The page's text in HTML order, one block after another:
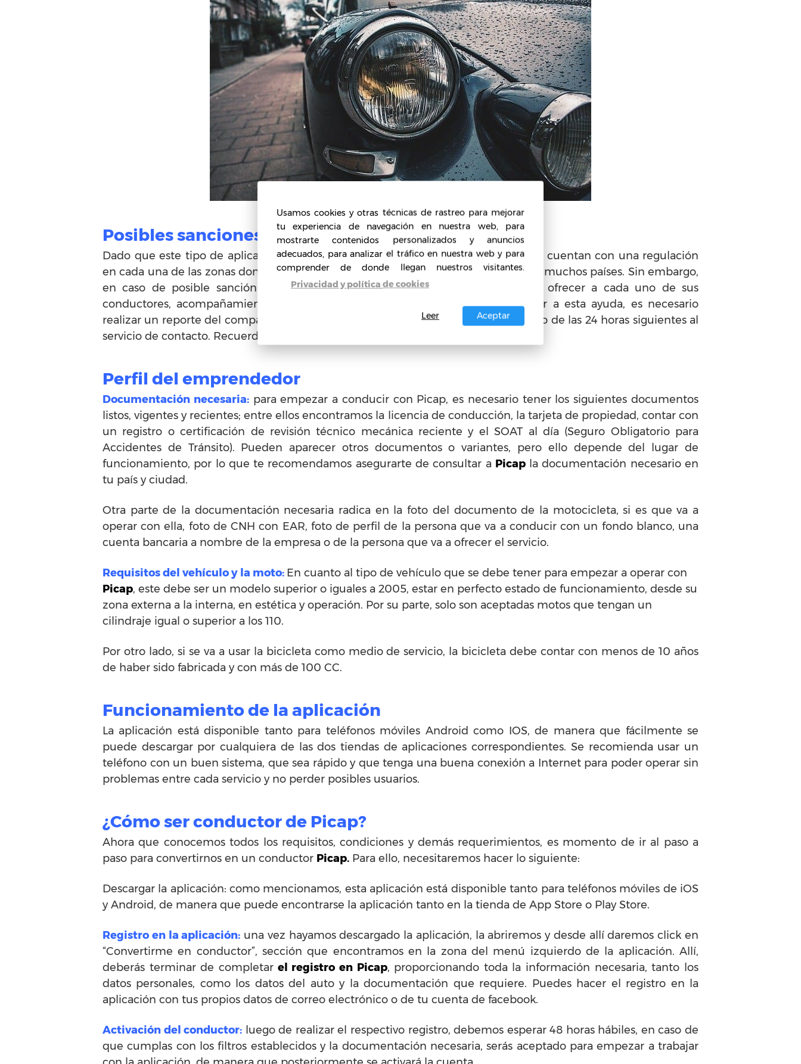
Posibles sanciones por el uso de Picap
Dado que este tipo de aplicaciones dedicadas al servicio de transporte privado no cuentan con una regulación
en cada una de las zonas donde operan, se trata de servicios que no son legales en muchos países. Sin embargo,
en caso de posible sanción por el uso de la aplicación,Picap
se encarga de ofrecer a cada uno de sus
conductores, acompañamiento y guía económica y jurídica. Para poder acceder a esta ayuda, es necesario
realizar un reporte del comparendo que se ha recibido en un plazo máximo dentro de las 24 horas siguientes al
servicio de contacto. Recuerda que este servicio no tiene ningún costo.
Perfil del emprendedor
Documentación necesaria:para empezar a conducir con Picap, es necesario tener los siguientes documentos
listos, vigentes y recientes; entre ellos encontramos la licencia de conducción, la tarjeta de propiedad, contar con
un registro o certificación de revisión técnico mecánica reciente y el SOAT al día (Seguro Obligatorio para
Accidentes de Tránsito). Pueden aparecer otros documentos o variantes, pero ello depende del lugar de
funcionamiento, por lo que te recomendamos asegurarte de consultar a Picapla documentación necesario en
tu país y ciudad.
Otra parte de la documentación necesaria radica en la foto del documento de la motocicleta, si es que va a
operar con ella, foto de CNH con EAR, foto de perfil de la persona que va a conducir con un fondo blanco, una
cuenta bancaria a nombre de la empresa o de la persona que va a ofrecer el servicio.
Requisitos del vehículo y la moto: En cuanto al tipo de vehículo que se debe tener para empezar a operar con
Picap, este debe ser un modelo superior o iguales a 2005, estar en perfecto estado de funcionamiento, desde su
zona externa a la interna, en estética y operación. Por su parte, solo son aceptadas motos que tengan un
cilindraje igual o superior a los 110.
Por otro lado, si se va a usar la bicicleta como medio de servicio, la bicicleta debe contar con menos de 10 años
de haber sido fabricada y con más de 100 CC.
Funcionamiento de la aplicación
La aplicación está disponible tanto para teléfonos móviles Android como IOS, de manera que fácilmente se
puede descargar por cualquiera de las dos tiendas de aplicaciones correspondientes. Se recomienda usar un
teléfono con un buen sistema, que sea rápido y que tenga una buena conexión a Internet para poder operar sin
problemas entre cada servicio y no perder posibles usuarios.
¿Cómo ser conductor de Picap?
Ahora que conocemos todos los requisitos, condiciones y demás requerimientos, es momento de ir al paso a
paso para convertirnos en un conductor Picap. Para ello, necesitaremos hacer lo siguiente:
Descargar la aplicación: como mencionamos, esta aplicación está disponible tanto para teléfonos móviles de iOS
y Android, de manera que puede encontrarse la aplicación tanto en la tienda de App Store o Play Store.
Registro en la aplicación: una vez hayamos descargado la aplicación, la abriremos y desde allí daremos click en
“Convertirme en conductor”, sección que encontramos en la zona del menú izquierdo de la aplicación. Allí,
deberás terminar de completarel registro en Picap, proporcionando toda la información necesaria, tanto los
datos personales, como los datos del auto y la documentación que requiere. Puedes hacer el registro en la
aplicación con tus propios datos de correo electrónico o de tu cuenta de facebook.
Activación del conductor: luego de realizar el respectivo registro, debemos esperar 48 horas hábiles, en caso de
que cumplas con los filtros establecidos y la documentación necesaria, serás aceptado para empezar a trabajar
Usamos cookies y otras técnicas de rastreo para mejorar
tu experiencia de navegación en nuestra web, para
mostrarte contenidos personalizados y anuncios
adecuados, para analizar el tráfico en nuestra web y para
comprender de donde llegan nuestros visitantes.
Privacidad y política de cookies
Aceptar
Leer